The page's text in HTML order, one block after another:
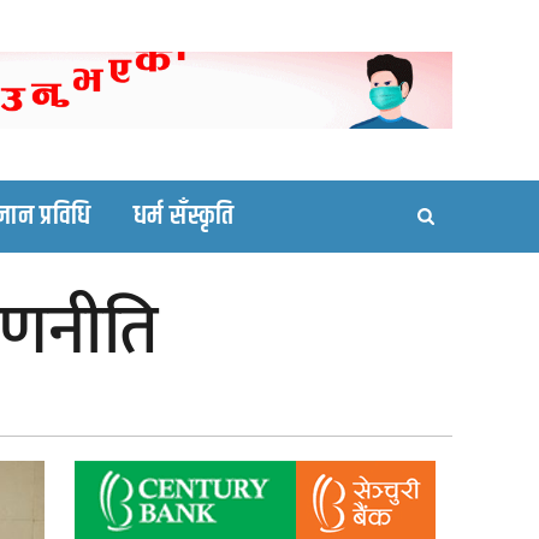
site
प्रविधि धर्म सँस्कृति